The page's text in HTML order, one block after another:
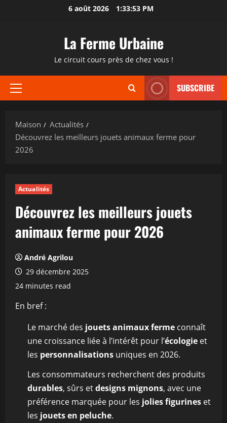
6 août 2026 1:33:54 PM
La Ferme Urbaine
Le circuit cours près de chez vous !
Menu
SUBSCRIBE
Maison
Actualités
Découvrez les meilleurs jouets animaux ferme pour
2026
Actualités
Découvrez les meilleurs jouets
animaux ferme pour 2026
André Agrilou
29 décembre 2025
24 minutes read
En bref :
Le marché des jouets animaux ferme connaît
une croissance liée à l’intérêt pour l’écologie et
les personnalisations uniques en 2026.
Les consommateurs recherchent des produits
durables, sûrs etdesigns mignons, avec une
préférence marquée pour les jolies figurines et
les jouets en peluche.